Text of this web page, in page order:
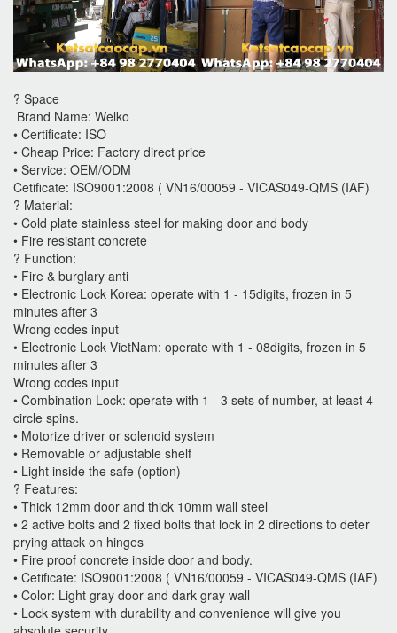
? Space
Brand Name: Welko
• Certificate: ISO
• Cheap Price: Factory direct price
• Service: OEM/ODM
Cetificate: ISO9001:2008 ( VN16/00059 - VICAS049-QMS (IAF)
? Material:
• Cold plate stainless steel for making door and body
• Fire resistant concrete
? Function:
• Fire & burglary anti
• Electronic Lock Korea: operate with 1 - 15digits, frozen in 5
minutes after 3
Wrong codes input
• Electronic Lock VietNam: operate with 1 - 08digits, frozen in 5
minutes after 3
Wrong codes input
• Combination Lock: operate with 1 - 3 sets of number, at least 4
circle spins.
• Motorize driver or solenoid system
• Removable or adjustable shelf
• Light inside the safe (option)
? Features:
• Thick 12mm door and thick 10mm wall steel
• 2 active bolts and 2 fixed bolts that lock in 2 directions to deter
prying attack on hinges
• Fire proof concrete inside door and body.
• Cetificate: ISO9001:2008 ( VN16/00059 - VICAS049-QMS (IAF)
• Color: Light gray door and dark gray wall
• Lock system with durability and convenience will give you